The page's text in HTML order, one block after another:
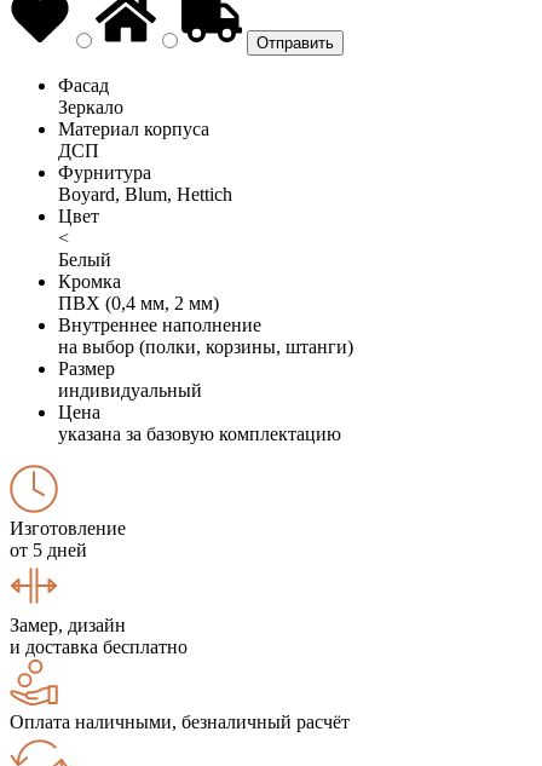
Фасад
Зеркало
Материал корпуса
ДСП
Фурнитура
Boyard, Blum, Hettich
Цвет
<
Белый
Кромка
ПВХ (0,4 мм, 2 мм)
Внутреннее наполнение
на выбор (полки, корзины, штанги)
Размер
индивидуальный
Цена
указана за базовую комплектацию
Изготовление
от 5 дней
Замер, дизайн
и доставка бесплатно
Оплата наличными, безналичный расчёт